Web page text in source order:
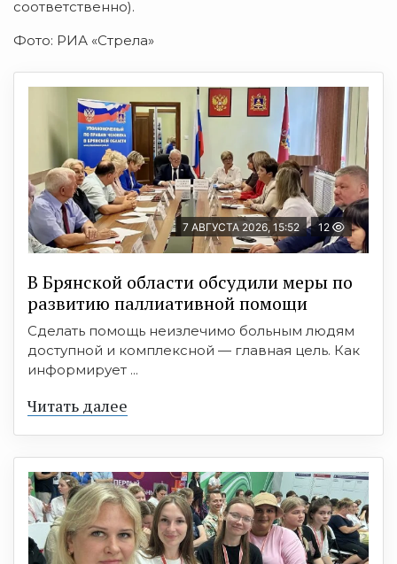
соответственно).
Фото: РИА «Стрела»
7 АВГУСТА 2026, 15:52 12
В Брянской области обсудили меры по
развитию паллиативной помощи
Сделать помощь неизлечимо больным людям
доступной и комплексной — главная цель. Как
информирует ...
Читать далее